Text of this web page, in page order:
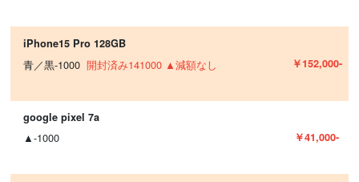
iPhone15 Pro 128GB
青／黒-1000 開封済み141000 ▲減額なし ￥152,000-
google pixel 7a
▲-1000 ￥41,000-